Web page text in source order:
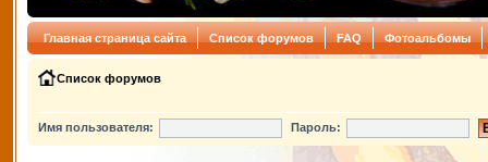
Главная страница сайта Список форумов FAQ Фотоальбомы
Список форумов
Имя пользователя: Пароль: